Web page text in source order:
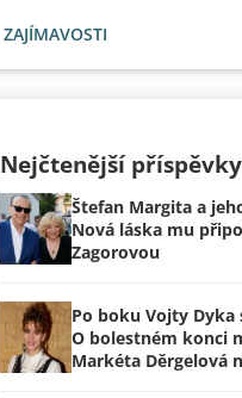
ZAJÍMAVOSTI
Nejčtenější příspěvky
Štefan Margita a
Nová láska mu
Zagorovou
Po boku Vojty
O bolestném konci
Markéta Děrgelová